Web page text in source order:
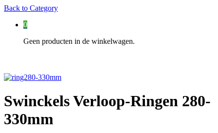
Back to Category
0
Geen producten in de winkelwagen.
Swinckels Verloop-Ringen 280-
330mm